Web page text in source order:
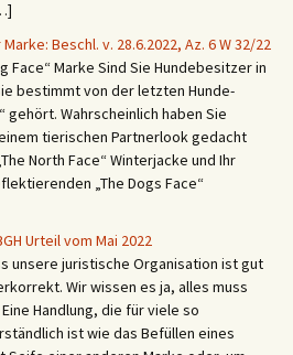
Beschl. v. 28.6.2022, Az. 6 W 32/22
Face“ Marke Sind Sie Hundebesitzer in
bestimmt von der letzten Hunde-
gehört. Wahrscheinlich haben Sie
tierischen Partnerlook gedacht
North Face“ Winterjacke und Ihr
„The Dogs Face“
Urteil vom Mai 2022
unsere juristische Organisation ist gut
Wir wissen es ja, alles muss
Handlung, die für viele so
ist wie das Befüllen eines